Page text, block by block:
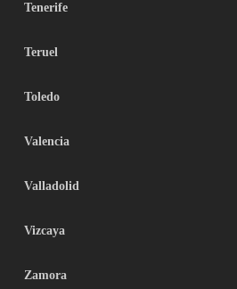
Tenerife
Teruel
Toledo
Valencia
Valladolid
Vizcaya
Zamora